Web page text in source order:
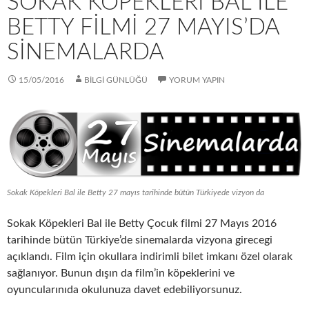
BETTY FILMI 27 MAYIS’DA
SINEMALARDA
15/05/2016 BİLGİ GÜNLÜĞÜ YORUM YAPIN
Sokak Köpekleri Bal ile Betty 27 mayıs tarihinde bütün Türkiyede vizyon da
Sokak Köpekleri Bal ile Betty Çocuk filmi 27 Mayıs 2016
tarihinde bütün Türkiye’de sinemalarda vizyona girecegi
açıklandı. Film için okullara indirimli bilet imkanı özel olarak
sağlanıyor. Bunun dışın da film’in köpeklerini ve
oyuncularınıda okulunuza davet edebiliyorsunuz.